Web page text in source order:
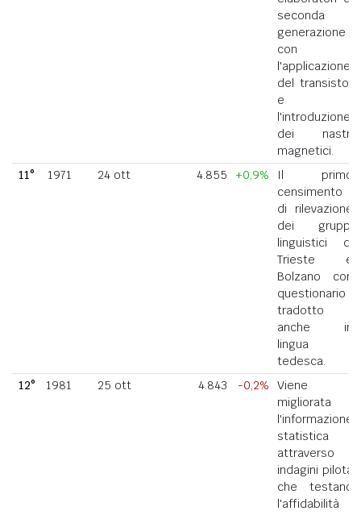
seconda
generazione
con
l'applicazione
del transistor
e
l'introduzione
dei nastri
magnetici.
11°
1971 24 ott 4.855 +0,9%
Il primo
censimento
di rilevazione
dei gruppi
linguistici di
Trieste e
Bolzano con
questionario
tradotto
anche in
lingua
tedesca.
12°
1981 25 ott 4.843 -0,2%
Viene
migliorata
l'informazione
statistica
attraverso
indagini pilota
che testano
l'affidabilità